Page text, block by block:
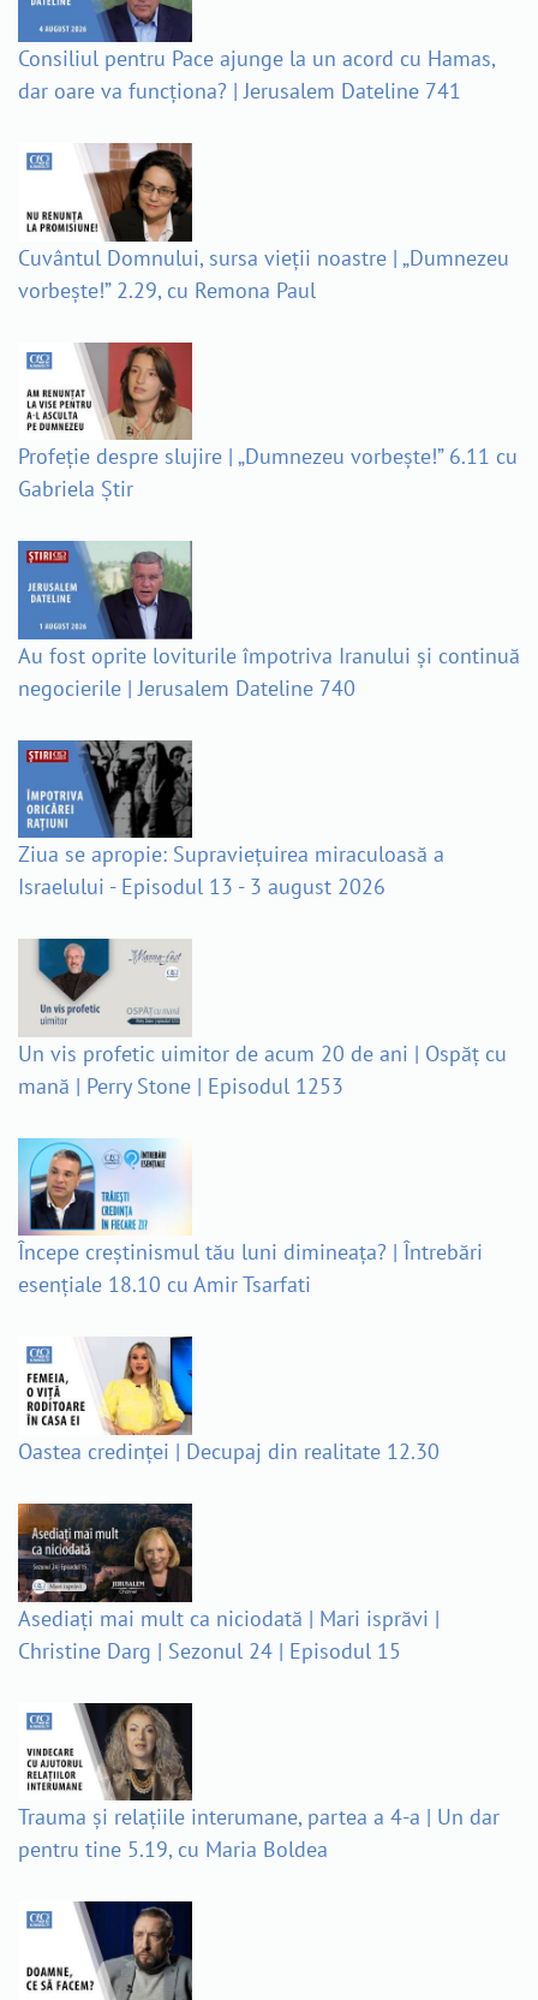
Consiliul pentru Pace ajunge la un acord cu Hamas,
dar oare va funcționa? | Jerusalem Dateline 741
Cuvântul Domnului, sursa vieții noastre | „Dumnezeu
vorbește!” 2.29, cu Remona Paul
Profeție despre slujire | „Dumnezeu vorbește!” 6.11 cu
Gabriela Știr
Au fost oprite loviturile împotriva Iranului și continuă
negocierile | Jerusalem Dateline 740
Ziua se apropie: Supraviețuirea miraculoasă a
Israelului - Episodul 13 - 3 august 2026
Un vis profetic uimitor de acum 20 de ani | Ospăț cu
mană | Perry Stone | Episodul 1253
Începe creștinismul tău luni dimineața? | Întrebări
esențiale 18.10 cu Amir Tsarfati
Oastea credinței | Decupaj din realitate 12.30
Asediați mai mult ca niciodată | Mari isprăvi |
Christine Darg | Sezonul 24 | Episodul 15
Trauma și relațiile interumane, partea a 4-a | Un dar
pentru tine 5.19, cu Maria Boldea